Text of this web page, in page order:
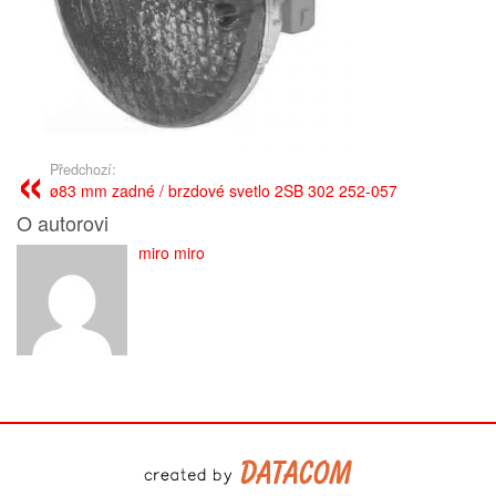
Předchozí:
ø83 mm zadné / brzdové svetlo 2SB 302 252-057
O autorovi
miro miro